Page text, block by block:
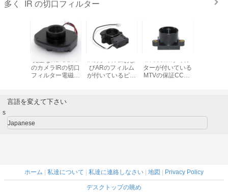
多く IR の切口フィルター
完全なHD CCTV
のカメラIRの切口
フィルター電磁石
IRのフィルムおよ
びARのフィルム
が付いているピン
IR 650nmフィル
ターが付いている
MTVの保証CCTV
言語を変えて下さい
s
Japanese
ホーム | 私達について | 私達に連絡しなさい | 地図 | Privacy Policy
デスクトップの眺め